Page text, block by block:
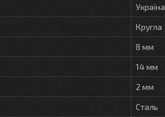
Україна
Кругла
8 мм
14 мм
2 мм
Сталь